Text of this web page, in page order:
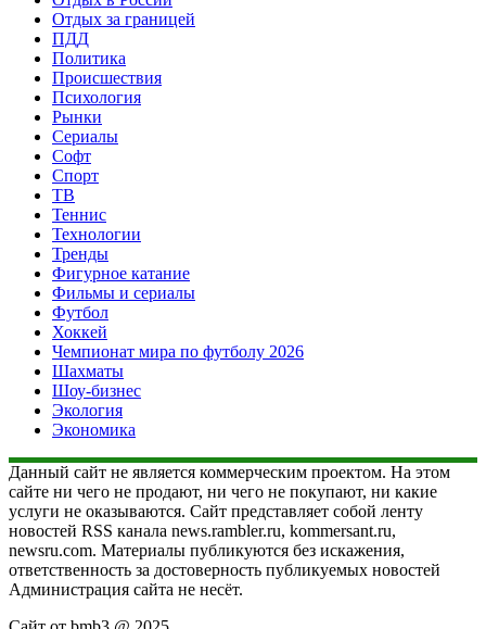
Отдых за границей
ПДД
Политика
Происшествия
Психология
Рынки
Сериалы
Софт
Спорт
ТВ
Теннис
Технологии
Тренды
Фигурное катание
Фильмы и сериалы
Футбол
Хоккей
Чемпионат мира по футболу 2026
Шахматы
Шоу-бизнес
Экология
Экономика
Данный сайт не является коммерческим проектом. На этом
сайте ни чего не продают, ни чего не покупают, ни какие
услуги не оказываются. Сайт представляет собой ленту
новостей RSS канала news.rambler.ru, kommersant.ru,
newsru.com. Материалы публикуются без искажения,
ответственность за достоверность публикуемых новостей
Администрация сайта не несёт.